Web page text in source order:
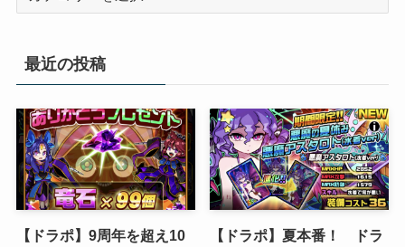
リ
最近の投稿
【ドラポ】9周年を超え10
【ドラポ】夏本番！ ドラ